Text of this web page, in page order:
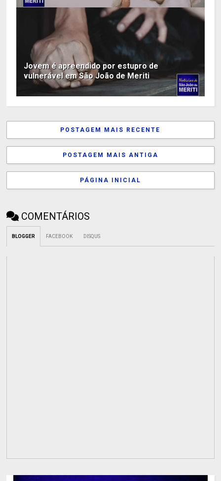
Jovem é apreendido por estupro de
vulnerável em São João de Meriti
POSTAGEM MAIS RECENTE
POSTAGEM MAIS ANTIGA
PÁGINA INICIAL
COMENTÁRIOS
BLOGGER FACEBOOK DISQUS